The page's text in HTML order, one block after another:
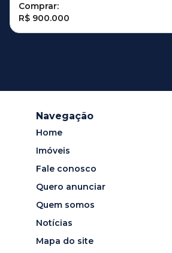
Comprar:
R$ 900.000
Navegação
Home
Imóveis
Fale conosco
Quero anunciar
Quem somos
Notícias
Mapa do site